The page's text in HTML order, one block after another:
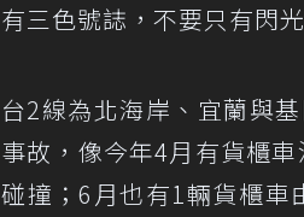
有三色號誌，不要只有閃
台2線為北海岸、宜蘭與
事故，像今年4月有貨櫃
碰撞；6月也有1輛貨櫃車